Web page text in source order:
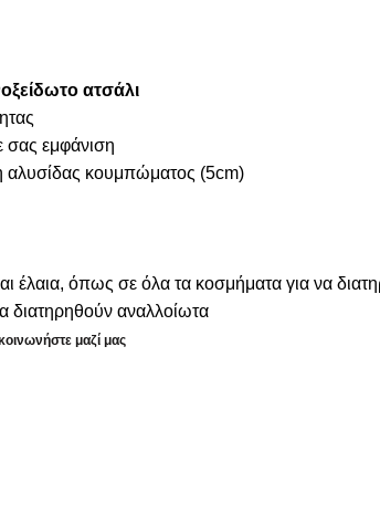
ατσάλι
σας εμφάνιση
αλυσίδας κουμπώματος (5cm)
έλαια, όπως σε όλα τα κοσμήματα για να
διατηρηθούν αναλλοίωτα
μαζί μας